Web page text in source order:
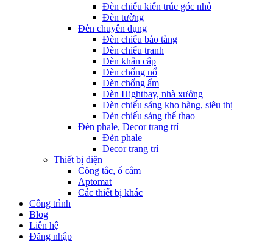
Đèn chiếu kiến trúc góc nhỏ
Đèn tường
Đèn chuyên dụng
Đèn chiếu bảo tàng
Đèn chiếu tranh
Đèn khẩn cấp
Đèn chống nổ
Đèn chống ẩm
Đèn Hightbay, nhà xưởng
Đèn chiếu sáng kho hàng, siêu thị
Đèn chiếu sáng thể thao
Đèn phale, Decor trang trí
Đèn phale
Decor trang trí
Thiết bị điện
Công tắc, ổ cắm
Aptomat
Các thiết bị khác
Công trình
Blog
Liên hệ
Đăng nhập